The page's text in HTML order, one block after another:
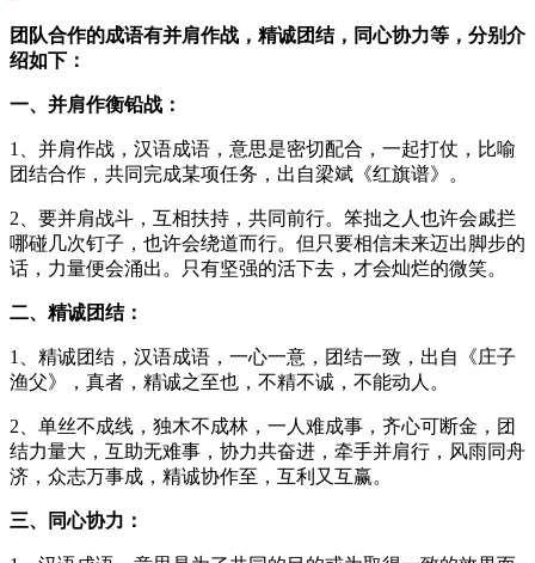
团队合作的成语有并肩作战，精诚团结，同心协力等，分别介
绍如下：
一、并肩作衡铅战：
1、并肩作战，汉语成语，意思是密切配合，一起打仗，比喻
团结合作，共同完成某项任务，出自梁斌《红旗谱》。
2、要并肩战斗，互相扶持，共同前行。笨拙之人也许会戚拦
哪碰几次钉子，也许会绕道而行。但只要相信未来迈出脚步的
话，力量便会涌出。只有坚强的活下去，才会灿烂的微笑。
二、精诚团结：
1、精诚团结，汉语成语，一心一意，团结一致，出自《庄子
渔父》，真者，精诚之至也，不精不诚，不能动人。
2、单丝不成线，独木不成林，一人难成事，齐心可断金，团
结力量大，互助无难事，协力共奋进，牵手并肩行，风雨同舟
济，众志万事成，精诚协作至，互利又互赢。
三、同心协力：